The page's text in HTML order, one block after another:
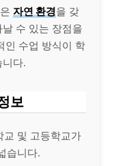
자연 환경을 갖
수 있는 장점을
인 수업 방식이 학
다.
보
교 및 고등학교가
습니다.